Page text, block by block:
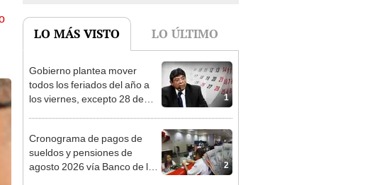
LO MÁS VISTO LO ÚLTIMO
1
Gobierno plantea mover
todos los feriados del año a
los viernes, excepto 28 de
2
Cronograma de pagos de
sueldos y pensiones de
agosto 2026 vía Banco de la